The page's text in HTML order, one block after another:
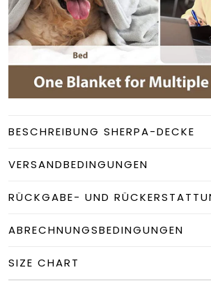
BESCHREIBUNG SHERPA-DECKE
VERSANDBEDINGUNGEN
RÜCKGABE- UND
ABRECHNUNGSBEDINGUNGEN
SIZE CHART